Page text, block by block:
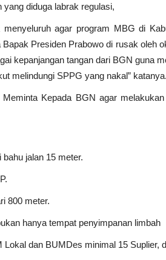
yang diduga labrak regulasi,
menyeluruh agar program MBG di
Presiden Prabowo di rusak oleh
kepanjangan tangan dari BGN guna
melindungi SPPG yang nakal” katanya.
Kepada BGN agar
bahu jalan 15 meter.
800 meter.
hanya tempat penyimpanan limbah
Lokal dan BUMDes minimal 15 Suplier,